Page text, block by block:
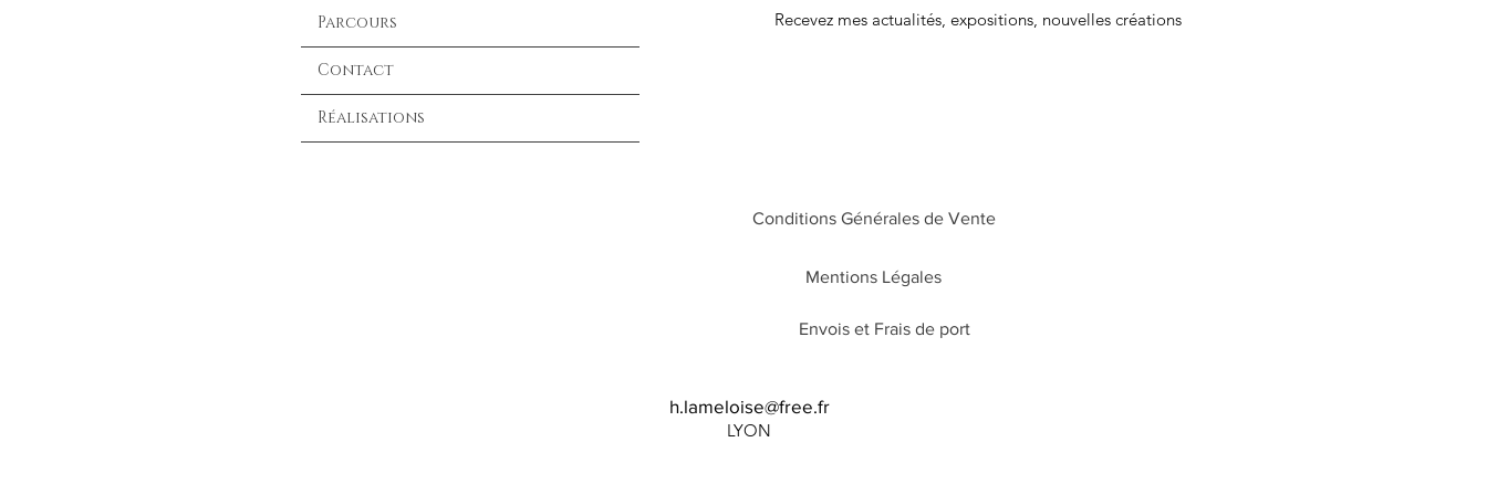
Prix
220,00 €
Parcours
Contact
Réalisations
Recevez mes actualités, expositions, nouvelles créations
Conditions Générales de Vente
Mentions Légales
Envois et Frais de port
h.lameloise@free.fr
LYON